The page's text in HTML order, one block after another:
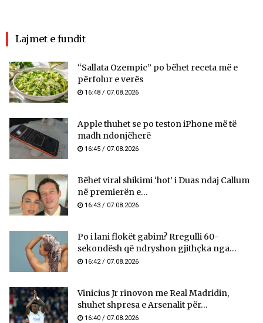
Lajmet e fundit
“Sallata Ozempic” po bëhet receta më e
përfolur e verës
16:48 / 07.08.2026
Apple thuhet se po teston iPhone më të
madh ndonjëherë
16:45 / 07.08.2026
Bëhet viral shikimi ‘hot’ i Duas ndaj Callum
në premierën e...
16:43 / 07.08.2026
Po i lani flokët gabim? Rregulli 60-
sekondësh që ndryshon gjithçka nga...
16:42 / 07.08.2026
Vinicius Jr rinovon me Real Madridin,
shuhet shpresa e Arsenalit për...
16:40 / 07.08.2026